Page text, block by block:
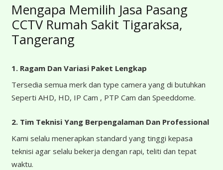
Mengapa Memilih Jasa Pasang
CCTV Rumah Sakit Tigaraksa,
Tangerang
1. Ragam Dan Variasi Paket Lengkap
Tersedia semua merk dan type camera yang di butuhkan
Seperti AHD, HD, IP Cam , PTP Cam dan Speeddome.
2. Tim Teknisi Yang Berpengalaman Dan Professional
Kami selalu menerapkan standard yang tinggi kepasa
teknisi agar selalu bekerja dengan rapi, teliti dan tepat
waktu.